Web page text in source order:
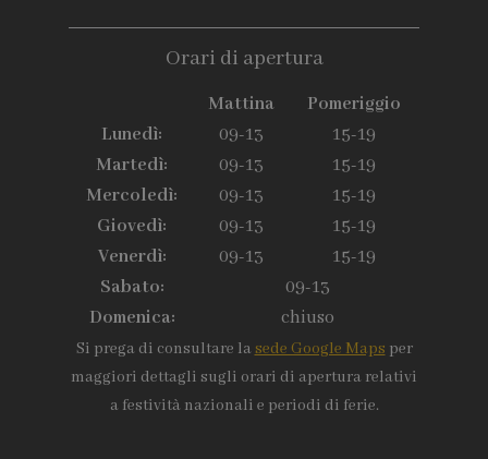
Orari di apertura
Mattina
Pomeriggio
Lunedì:
09-13
15-19
Martedì:
09-13
15-19
Mercoledì:
09-13
15-19
Giovedì:
09-13
15-19
Venerdì:
09-13
15-19
Sabato:
09-13
Domenica:
chiuso
Si prega di consultare la sede Google Maps per
maggiori dettagli sugli orari di apertura relativi
a festività nazionali e periodi di ferie.